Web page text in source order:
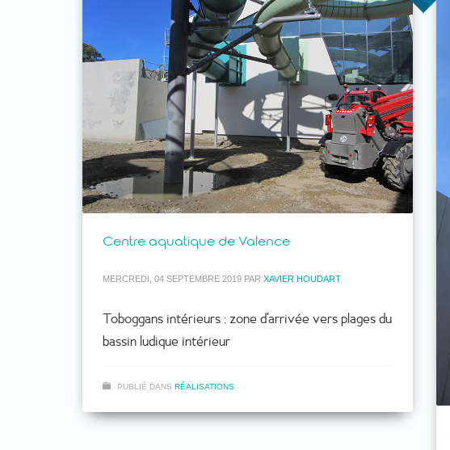
Centre aquatique de Valence
MERCREDI, 04 SEPTEMBRE 2019 PAR XAVIER HOUDART
Toboggans intérieurs : zone d’arrivée vers plages du
bassin ludique intérieur
PUBLIÉ DANS RÉALISATIONS